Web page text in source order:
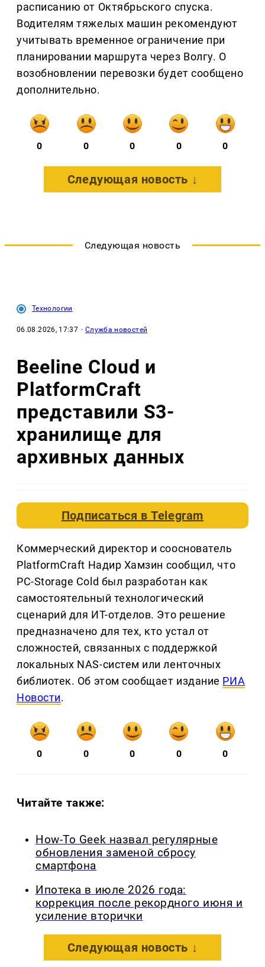
расписанию от Октябрьского спуска.
Водителям тяжелых машин рекомендуют
учитывать временное ограничение при
планировании маршрута через Волгу. О
возобновлении перевозки будет сообщено
дополнительно.
0 0 0 0 0
Следующая новость ↓
Следующая новость
Технологии
06.08.2026, 17:37 · Служба новостей
Beeline Cloud и
PlatformCraft
представили S3-
хранилище для
архивных данных
Подписаться вTelegram
Коммерческий директор и сооснователь
PlatformCraft Надир Хамзин сообщил, что
PC-Storage Cold был разработан как
самостоятельный технологический
сценарий для ИТ-отделов. Это решение
предназначено для тех, кто устал от
сложностей, связанных с поддержкой
локальных NAS-систем или ленточных
библиотек. Об этом сообщает издание РИА
Новости.
0 0 0 0 0
Читайте также:
How-To Geek назвал регулярные
обновления заменой сбросу
смартфона
Ипотека в июле 2026 года:
коррекция после рекордного июня и
усиление вторички
Следующая новость ↓